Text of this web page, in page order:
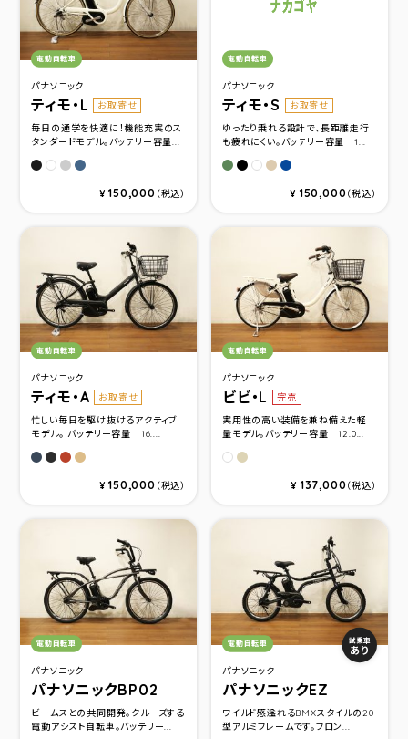
パナソニック
ティモ・L お取寄せ
カテゴリ：
電動自転車
毎日の通学を快適に！機能充実のス
タンダードモデル。バッテリー容量...
マットジェットブラック
オフホワイト
マットピエールグレー
マットレトロブルー
¥150,000 （税込）
パナソニック
ティモ・S お取寄せ
カテゴリ：
電動自転車
ゆったり乗れる設計で、長距離走行
も疲れにくい。バッテリー容量 1...
マットオリーブ
マットジェットブラック
ファインホワイト
マットピエールグレー
マットネイビー
¥ 150,000（税込）
パナソニック
ティモ・A お取寄せ
カテゴリ：
電動自転車
忙しい毎日を駆け抜けるアクティブ
モデル。 バッテリー容量 16....
マットネイビー
マットジェットブラック
マチュアレッド
マットベージュ
¥150,000 （税込）
パナソニック
ビビ・L 完売
カテゴリ：
電動自転車
実用性の高い装備を兼ね備えた軽
量モデル。バッテリー容量 12.0...
ホワイト(限定カラー)24イ
ベージュ(限定カラー)26
¥ 137,000（税込）
パナソニック
パナソニックBP02
カテゴリ：
電動自転車
ビームスとの共同開発。クルーズする
電動アシスト自転車。バッテリー...
パナソニック
パナソニックEZ
カテゴリ：
電動自転車 試乗車
あり
ワイルド感溢れるBMXスタイルの20
型アルミフレームです。フロン...